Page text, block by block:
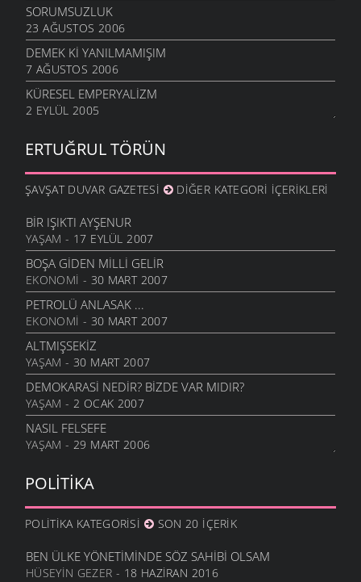
SORUMSUZLUK
23 AĞUSTOS 2006
DEMEK KI YANILMAMIŞIM
7 AĞUSTOS 2006
KÜRESEL EMPERYALIZM
2 EYLÜL 2005
ERTUĞRUL TÖRÜN
ŞAVŞAT DUVAR GAZETESI DIĞER KATEGORI İÇERIKLERI
BIR IŞIKTI AYŞENUR
YAŞAM - 17 EYLÜL 2007
BOŞA GIDEN MILLI GELIR
EKONOMI - 30 MART 2007
PETROLÜ ANLASAK ...
EKONOMI - 30 MART 2007
ALTMIŞSEKIZ
YAŞAM - 30 MART 2007
DEMOKARASI NEDIR? BIZDE VAR MIDIR?
YAŞAM - 2 OCAK 2007
NASIL FELSEFE
YAŞAM - 29 MART 2006
POLITIKA
POLITIKA KATEGORISI SON 20 İÇERIK
BEN ÜLKE YÖNETIMINDE SÖZ SAHIBI OLSAM
HÜSEYIN GEZER - 18 HAZIRAN 2016